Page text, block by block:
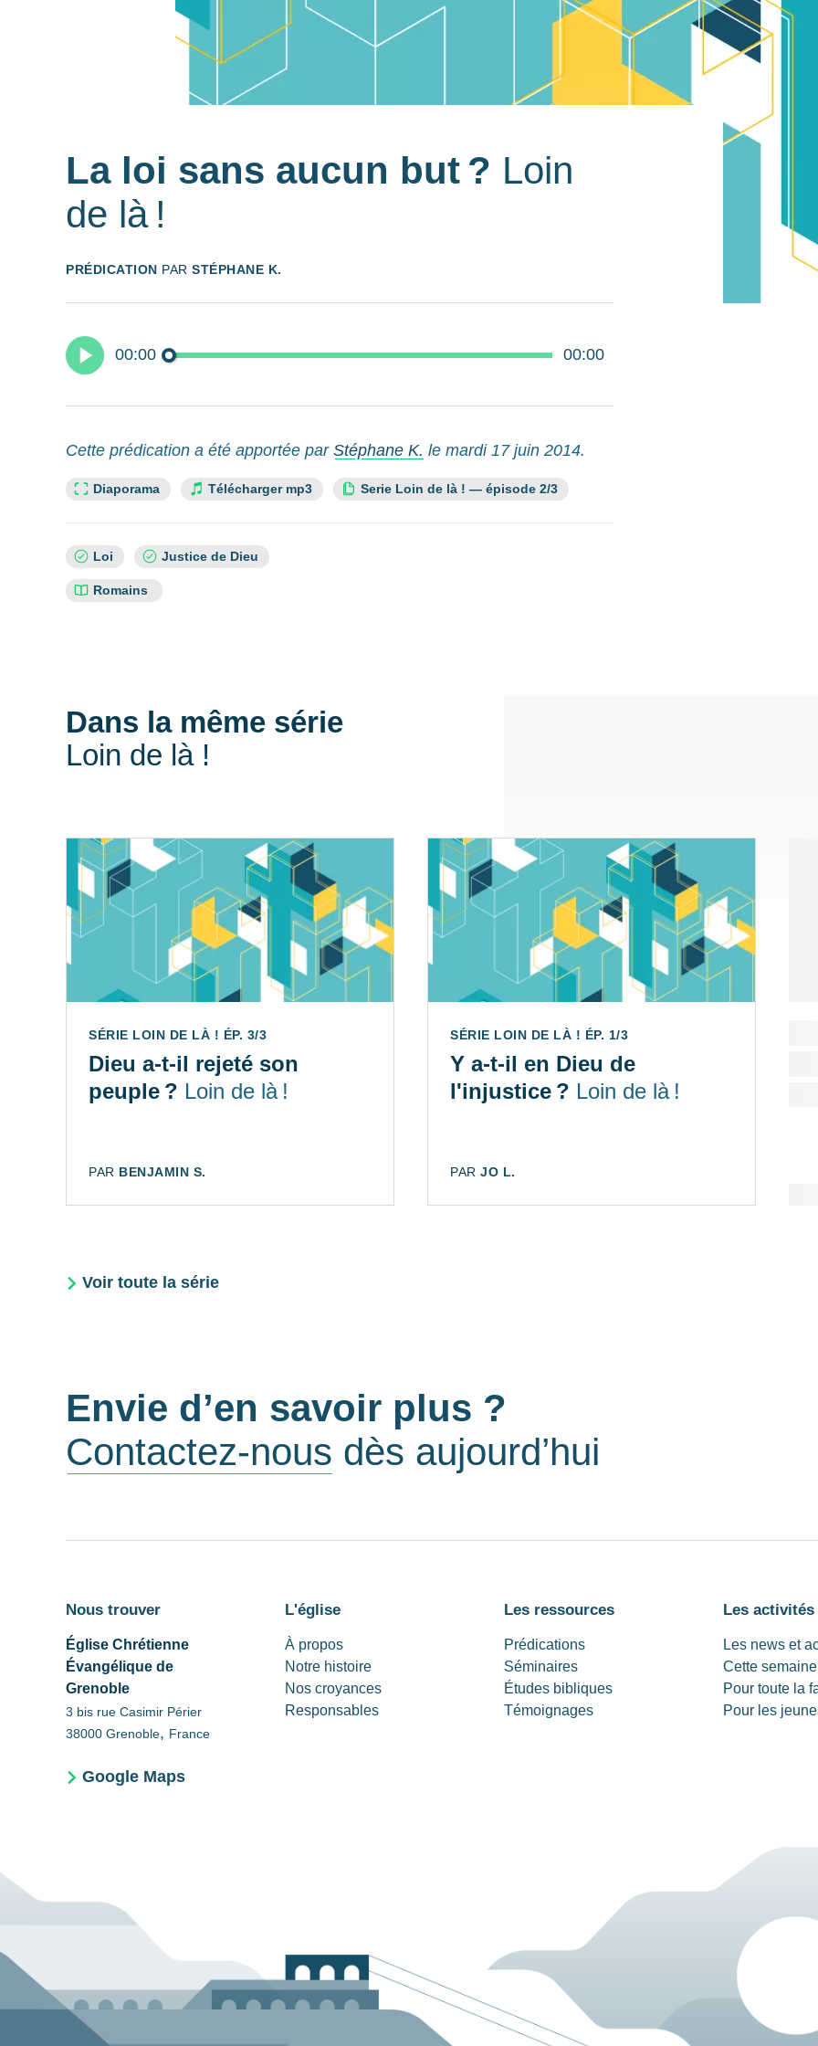
La loi sans aucun but ? Loin
de là !
PRÉDICATION PAR STÉPHANE K.
00:00 00:00
Cette prédication a été apportée par Stéphane K. le mardi 17 juin 2014.
Lien slide :
Diaporama Télécharger mp3 Cette ressource fait partie de la série :
Serie Loin de là ! — épisode 2/3
Sujets
Loi Justice de Dieu
Références
Romains
Dans la même série
Loin de là !
SÉRIE LOIN DE LÀ ! ÉP. 3/3
Dieu a-t-il rejeté son
peuple ? Loin de là !
AUTEUR:
PAR BENJAMIN S.
SÉRIE LOIN DE LÀ ! ÉP. 1/3
Y a-t-il en Dieu de
l'injustice ? Loin de là !
AUTEUR:
PAR JO L.
Voir toute la série
Envie d’en savoir plus ?
Contactez-nous dès aujourd’hui
Nous trouver
Église Chrétienne
Évangélique de
Grenoble
3 bis rue Casimir Périer
38000 Grenoble, France
Google Maps
L'église
À propos
Notre histoire
Nos croyances
Responsables
Les ressources
Prédications
Séminaires
Études bibliques
Témoignages
Les activités
Les news et
Cette
Pour toute la
Pour les